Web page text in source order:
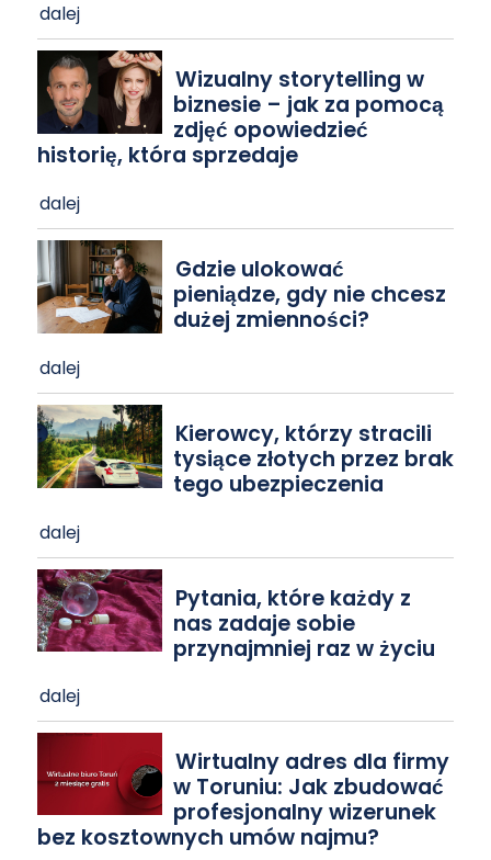
dalej
Wizualny storytelling w
biznesie – jak za pomocą
zdjęć opowiedzieć
historię, która sprzedaje
dalej
Gdzie ulokować
pieniądze, gdy nie chcesz
dużej zmienności?
dalej
Kierowcy, którzy stracili
tysiące złotych przez brak
tego ubezpieczenia
dalej
Pytania, które każdy z
nas zadaje sobie
przynajmniej raz w życiu
dalej
Wirtualny adres dla firmy
w Toruniu: Jak zbudować
profesjonalny wizerunek
bez kosztownych umów najmu?